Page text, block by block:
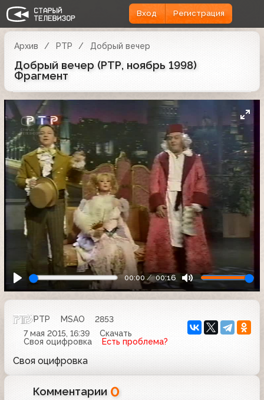
Вход Регистрация
Архив РТР Добрый вечер
Добрый вечер (РТР, ноябрь 1998)
Фрагмент
00:00 00:16
РТР MSAO
2853
7 мая 2015, 16:39
Скачать
Своя оцифровка
Есть проблема?
Своя оцифровка
Комментарии 0